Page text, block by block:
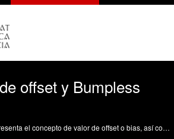
offset y Bumpless
[ES]En este vídeo se presenta el concepto de valor de offset o bias, así como el mecanismo de bumpless transfer para garantizar una transición suave entre los modos automático y manual en un PID industrial. Salcedo-Romero-De-Ávila, J. (2025). UD2 Valor de offset y Bumpless transfer. Universitat Politècnica de València. https://riunet.upv.es/handle/10251/221018 DER